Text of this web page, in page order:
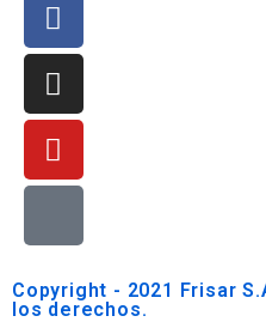
Copyright - 2021 Frisar
los derechos.